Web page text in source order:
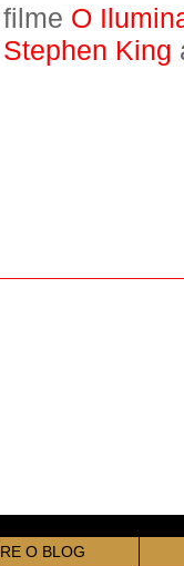
O
Stephen King
O BLOG